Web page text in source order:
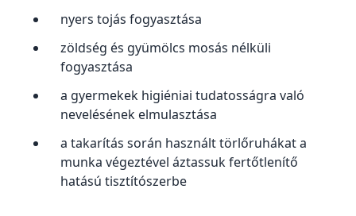
nyers tojás fogyasztása
zöldség és gyümölcs mosás nélküli
fogyasztása
a gyermekek higiéniai tudatosságra való
nevelésének elmulasztása
a takarítás során használt törlőruhákat a
munka végeztével áztassuk fertőtlenítő
hatású tisztítószerbe